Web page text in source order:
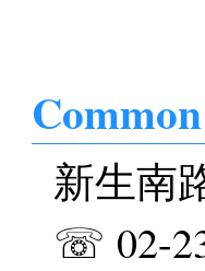
新生南
☏ 02-